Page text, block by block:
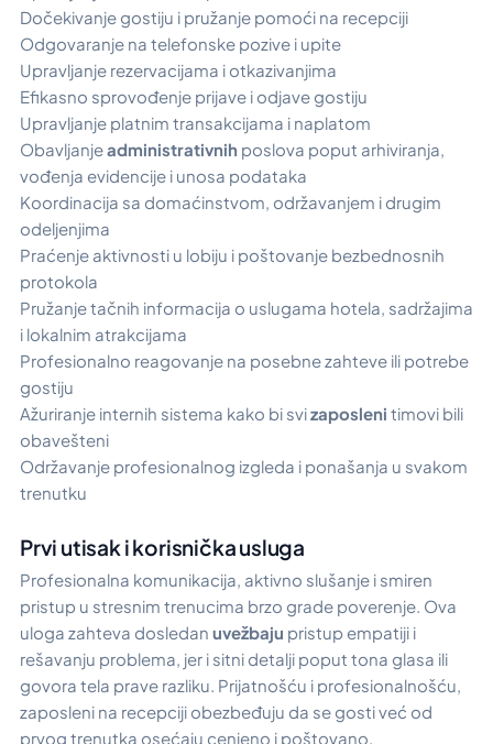
Dočekivanje gostiju i pružanje pomoći na recepciji
Odgovaranje na telefonske pozive i upite
Upravljanje rezervacijama i otkazivanjima
Efikasno sprovođenje prijave i odjave gostiju
Upravljanje platnim transakcijama i naplatom
Obavljanjeadministrativnih poslova poput arhiviranja,
vođenja evidencije i unosa podataka
Koordinacija sa domaćinstvom, održavanjem i drugim
odeljenjima
Praćenje aktivnosti u lobiju i poštovanje bezbednosnih
protokola
Pružanje tačnih informacija o uslugama hotela, sadržajima
i lokalnim atrakcijama
Profesionalno reagovanje na posebne zahteve ili potrebe
gostiju
Ažuriranje internih sistema kako bi svizaposleni timovi bili
obavešteni
Održavanje profesionalnog izgleda i ponašanja u svakom
trenutku
Prvi utisak i korisnička usluga
Profesionalna komunikacija, aktivno slušanje i smiren
pristup u stresnim trenucima brzo grade poverenje. Ova
uloga zahteva dosledan uvežbaju pristup empatiji i
rešavanju problema, jer i sitni detalji poput tona glasa ili
govora tela prave razliku. Prijatnošću i profesionalnošću,
zaposleni na recepciji obezbeđuju da se gosti već od
prvog trenutka osećaju cenjeno i poštovano.